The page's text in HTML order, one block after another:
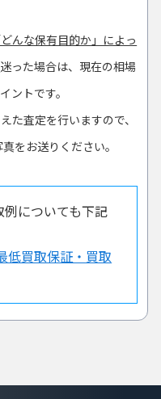
んな保有目的か」によっ
迷った場合は、現在の相場
ントです。
た査定を行いますので、
をお送りください。
例についても下記
低買取保証・買取